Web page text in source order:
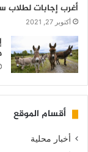
أغرب إجابات لطلاب
أكتوبر 27, 2021
أقسام الموقع
أخبار محلية